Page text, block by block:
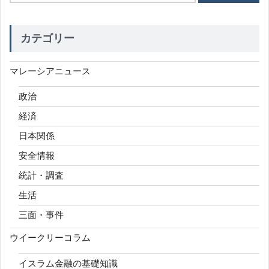
カテゴリー
マレーシアニュース
政治
経済
日本関係
安全情報
統計・調査
生活
三面・事件
ウイークリーコラム
イスラム金融の基礎知識